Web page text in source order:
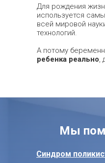
Для рождения
используется
всей мировой
технологий.
А потому
ребенка реально,
Синдром
Мы